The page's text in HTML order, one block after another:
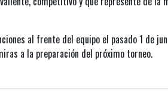
al frente del equipo el pasado 1 de
a la preparación del próximo torneo.